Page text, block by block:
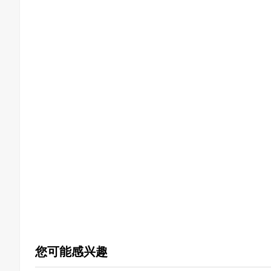
您可能感兴趣